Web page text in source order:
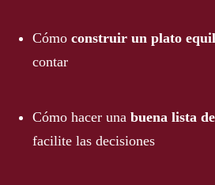
Cómo construir un plato
contar
Cómo hacer una buena lista
facilite las decisiones